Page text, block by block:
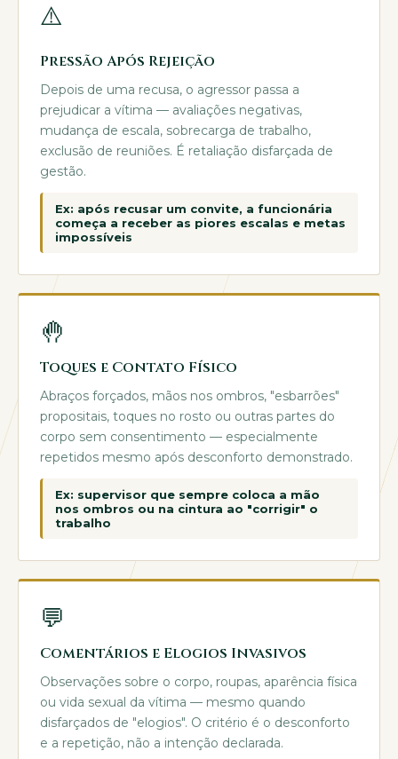
⚠️
Pressão Após Rejeição
Depois de uma recusa, o agressor passa a
prejudicar a vítima — avaliações negativas,
mudança de escala, sobrecarga de trabalho,
exclusão de reuniões. É retaliação disfarçada de
gestão.
Ex: após recusar um convite, a funcionária
começa a receber as piores escalas e metas
impossíveis
🤚
Toques e Contato Físico
Abraços forçados, mãos nos ombros, "esbarrões"
propositais, toques no rosto ou outras partes do
corpo sem consentimento — especialmente
repetidos mesmo após desconforto demonstrado.
Ex: supervisor que sempre coloca a mão
nos ombros ou na cintura ao "corrigir" o
trabalho
💬
Comentários e Elogios Invasivos
Observações sobre o corpo, roupas, aparência física
ou vida sexual da vítima — mesmo quando
disfarçados de "elogios". O critério é o desconforto
e a repetição, não a intenção declarada.